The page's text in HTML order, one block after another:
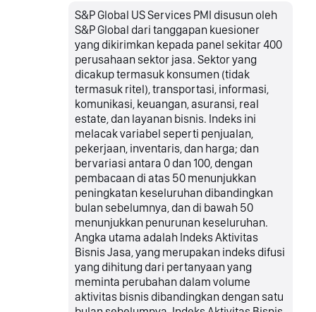
S&P Global US Services PMI disusun oleh
S&P Global dari tanggapan kuesioner
yang dikirimkan kepada panel sekitar 400
perusahaan sektor jasa. Sektor yang
dicakup termasuk konsumen (tidak
termasuk ritel), transportasi, informasi,
komunikasi, keuangan, asuransi, real
estate, dan layanan bisnis. Indeks ini
melacak variabel seperti penjualan,
pekerjaan, inventaris, dan harga; dan
bervariasi antara 0 dan 100, dengan
pembacaan di atas 50 menunjukkan
peningkatan keseluruhan dibandingkan
bulan sebelumnya, dan di bawah 50
menunjukkan penurunan keseluruhan.
Angka utama adalah Indeks Aktivitas
Bisnis Jasa, yang merupakan indeks difusi
yang dihitung dari pertanyaan yang
meminta perubahan dalam volume
aktivitas bisnis dibandingkan dengan satu